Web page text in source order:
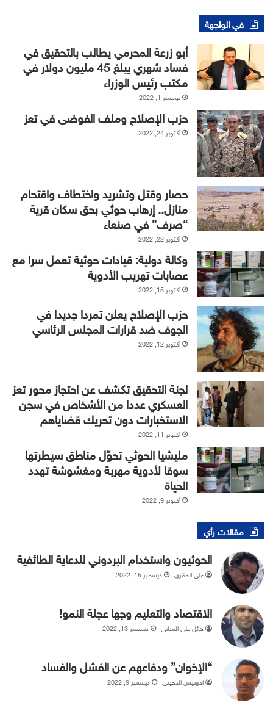
في الواجهة
أبو زرعة المحرمي يطالب بالتحقيق في
فساد شهري يبلغ 45 مليون دولار في
مكتب رئيس الوزراء
نوفمبر 1, 2022
حزب الإصلاح وملف الفوضى في تعز
أكتوبر 24, 2022
حصار وقتل وتشريد واختطاف واقتحام
منازل.. إرهاب حوثي بحق سكان قرية
“صرف” في صنعاء
أكتوبر 22, 2022
وكالة دولية: قيادات حوثية تعمل سرا مع
عصابات تهريب الأدوية
أكتوبر 15, 2022
حزب الإصلاح يعلن تمردا جديدا في
الجوف ضد قرارات المجلس الرئاسي
أكتوبر 12, 2022
لجنة التحقيق تكشف عن احتجاز محور تعز
العسكري عددا من الأشخاص في سجن
الاستخبارات دون تحريك قضاياهم
أكتوبر 11, 2022
مليشيا الحوثي تحوّل مناطق سيطرتها
سوقا لأدوية مهربة ومغشوشة تهدد
الحياة
أكتوبر 9, 2022
مقالات رأي
الحوثيون واستخدام البردوني للدعاية الطائفية
علي المقري ديسمبر 15, 2022
الاقتصاد والتعليم وجها عجلة النمو!
هائل علي المذابي ديسمبر 13, 2022
“الإخوان” ودفاعهم عن الفشل والفساد
ادونيس الدخيني ديسمبر 9, 2022